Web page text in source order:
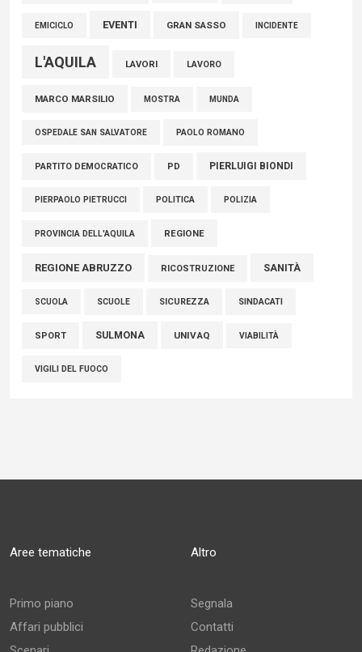
EMICICLO EVENTI GRAN SASSO INCIDENTE
L'AQUILA LAVORI LAVORO
MARCO MARSILIO MOSTRA MUNDA
OSPEDALE SAN SALVATORE PAOLO ROMANO
PARTITO DEMOCRATICO PD PIERLUIGI BIONDI
PIERPAOLO PIETRUCCI POLITICA POLIZIA
PROVINCIA DELL'AQUILA REGIONE
REGIONE ABRUZZO RICOSTRUZIONE SANITÀ
SCUOLA SCUOLE SICUREZZA SINDACATI
SPORT SULMONA UNIVAQ VIABILITÀ
VIGILI DEL FUOCO
Aree tematiche
Primo piano
Affari pubblici
Altro
Segnala
Contatti